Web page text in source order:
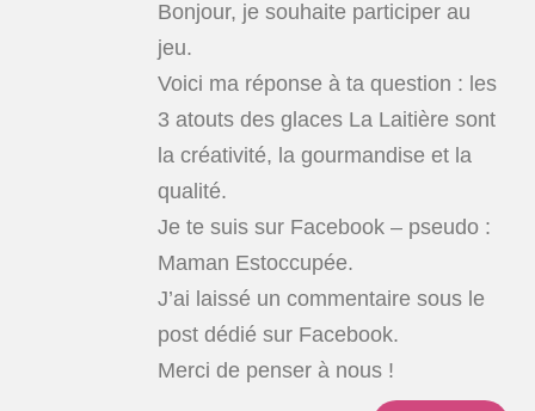
Bonjour, je souhaite participer au
jeu.
Voici ma réponse à ta question : les
3 atouts des glaces La Laitière sont
la créativité, la gourmandise et la
qualité.
Je te suis sur Facebook – pseudo :
Maman Estoccupée.
J’ai laissé un commentaire sous le
post dédié sur Facebook.
Merci de penser à nous !